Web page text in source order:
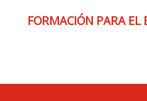
FORMACIÓN PARA EL